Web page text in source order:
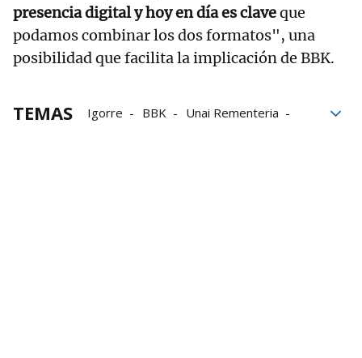
presencia digital y hoy en día es claveque
podamos combinar los dos formatos", una
posibilidad que facilita la implicación de BBK.
TEMAS Igorre BBK
Unai Rementeria